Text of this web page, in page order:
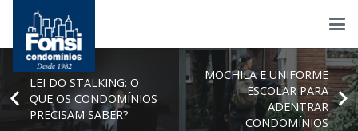
LEI DO STALKING: O
QUE OS CONDOMÍNIOS
PRECISAM SABER?
MOCHILA E UNIFORME
ESCOLAR PARA
ADENTRAR
CONDOMÍNIOS